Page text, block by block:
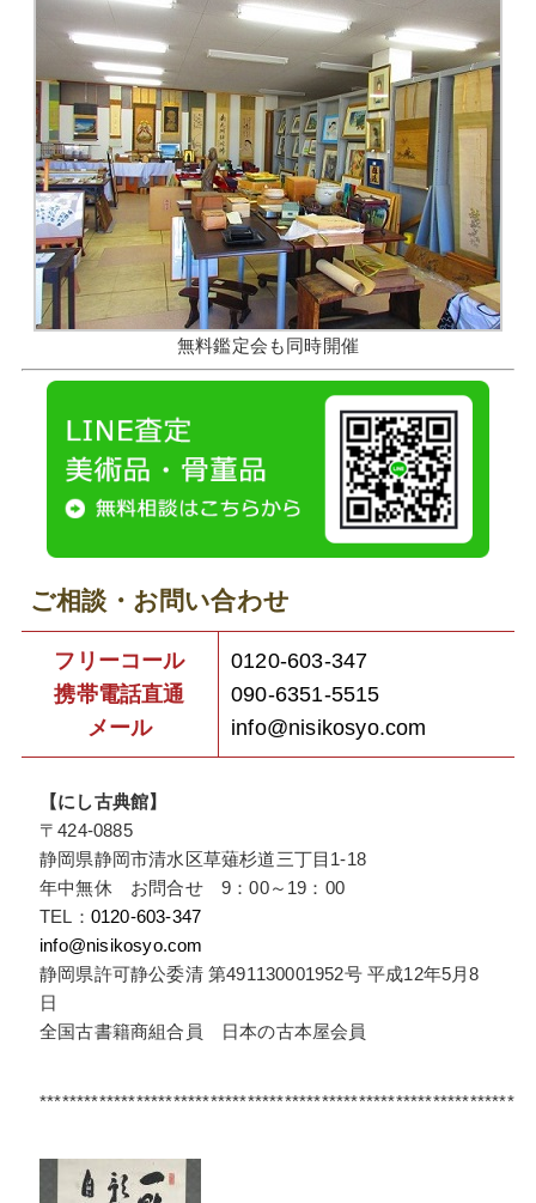
無料鑑定会も同時開催
ご相談・お問い合わせ
フリーコール
携帯電話直通
メール
0120-603-347
090-6351-5515
info@nisikosyo.com
【にし古典館】
〒424-0885
静岡県静岡市清水区草薙杉道三丁目1-18
年中無休 お問合せ 9：00～19：00
TEL： 0120-603-347
info@nisikosyo.com
静岡県許可静公委清 第491130001952号 平成12年5月8
日
全国古書籍商組合員 日本の古本屋会員
****************************************************************